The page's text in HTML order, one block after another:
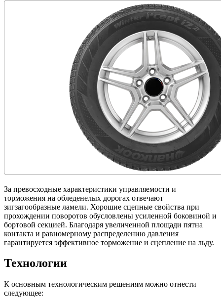
За превосходные характеристики управляемости и
торможения на обледенелых дорогах отвечают
зигзагообразные ламели. Хорошие сцепные свойства при
прохождении поворотов обусловлены усиленной боковиной и
бортовой секцией. Благодаря увеличенной площади пятна
контакта и равномерному распределению давления
гарантируется эффективное торможение и сцепление на льду.
Технологии
К основным технологическим решениям можно отнести
следующее: